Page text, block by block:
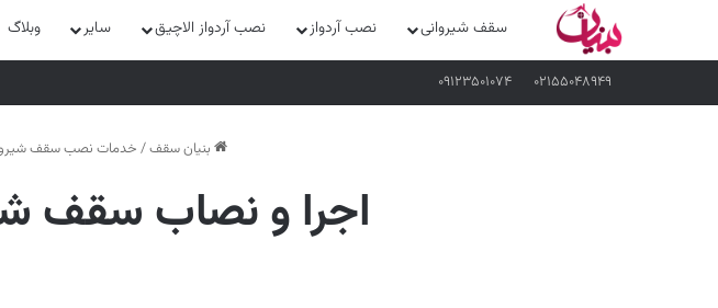
سقف شیروانی نصب آردواز نصب آردواز الاچیق سایر وبلاگ
۰۲۱۵۵۰۴۸۹۴۹ ۰۹۱۲۳۵۰۱۰۷۴
بنیان سقف/خدمات نصب سقف
اجرا و نصاب سقف